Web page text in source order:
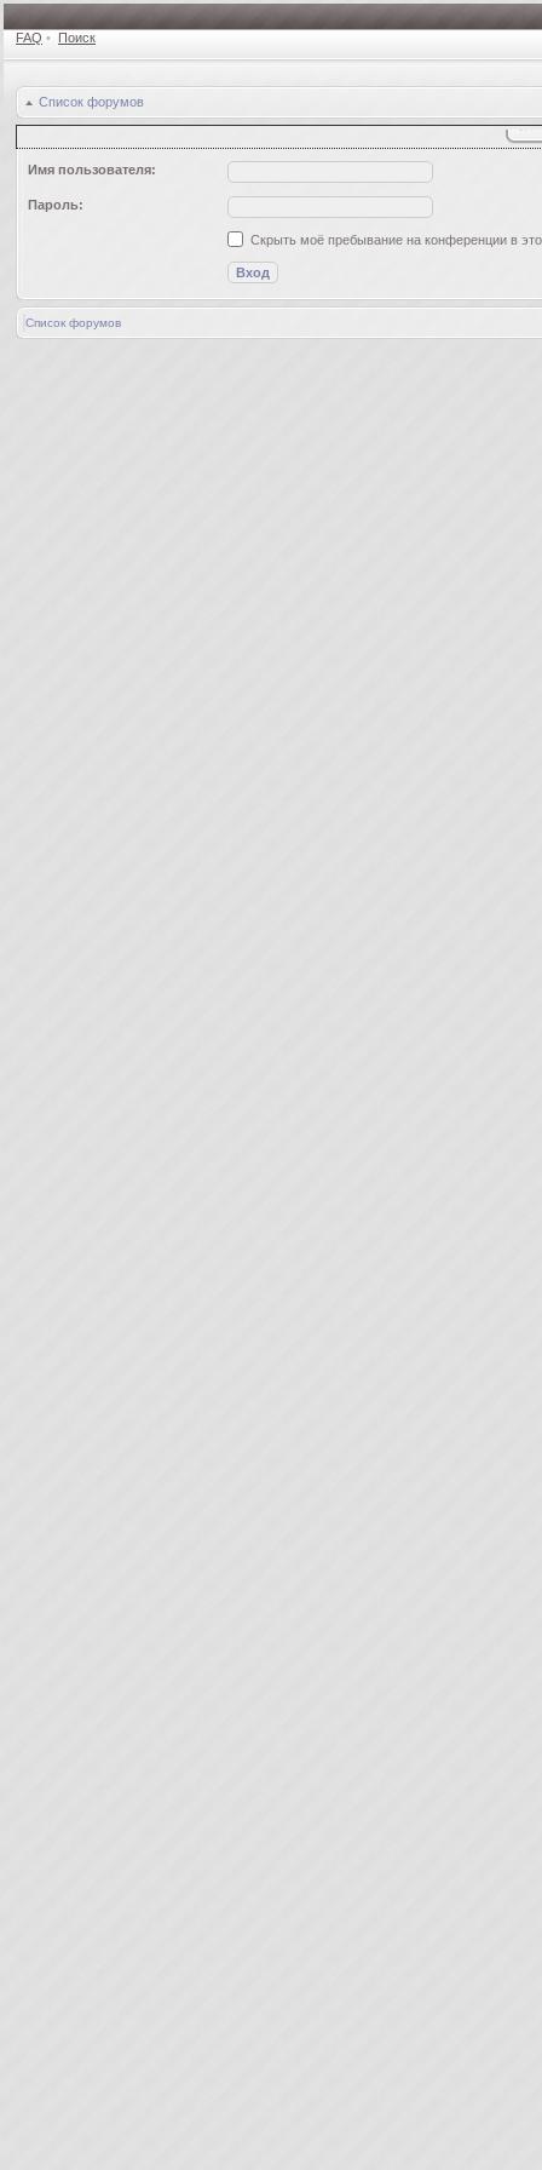
FAQ • Поиск
Список форумов
Имя пользователя:
Пароль:
Скрыть моё пребывание на конференции в
Список форумов